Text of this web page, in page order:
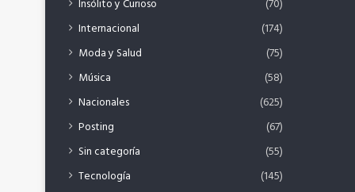
Insólito y Curioso
(70)
Internacional
(174)
Moda y Salud
(75)
Música
(58)
Nacionales
(625)
Posting
(67)
Sin categoría
(55)
Tecnología
(145)